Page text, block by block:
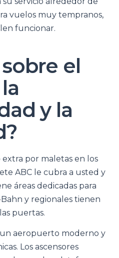
vuelos muy tempranos,
funcionar.
el
y la
extra por maletas en los
ABC le cubra a usted y
áreas dedicadas para
y regionales tienen
puertas.
un aeropuerto moderno y
Los ascensores